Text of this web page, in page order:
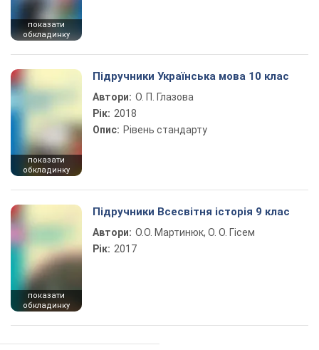
показати
обкладинку
показати
обкладинку
Підручники Українська мова 10 клас
Автори: О. П. Глазова
Рік: 2018
Опис: Рівень стандарту
показати
обкладинку
Підручники Всесвітня історія 9 клас
Автори: О.О. Мартинюк, О. О. Гісем
Рік: 2017